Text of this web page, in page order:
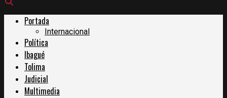
Portada
Internacional
Política
Ibagué
Tolima
Judicial
Multimedia